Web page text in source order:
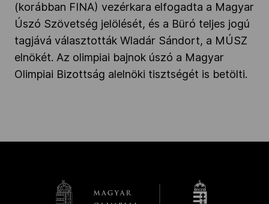
(korábban FINA) vezérkara elfogadta a Magyar
Úszó Szövetség jelölését, és a Büró teljes jogú
tagjává választották Wladár Sándort, a MÚSZ
elnökét. Az olimpiai bajnok úszó a Magyar
Olimpiai Bizottság alelnöki tisztségét is betölti.